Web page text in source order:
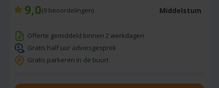
9,0(9 beoordelingen) Middelstum
Offerte gemiddeld binnen 2 werkdagen
Gratis half uur adviesgesprek
Gratis parkeren in de buurt